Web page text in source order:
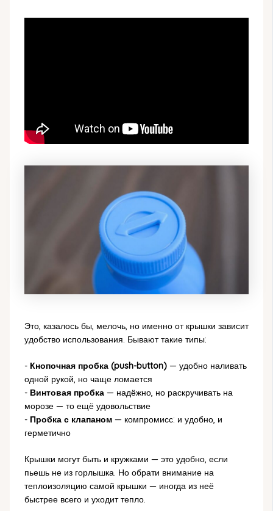
Это, казалось бы, мелочь, но именно от крышки зависит
удобство использования. Бывают такие типы:
- Кнопочная пробка (push-button)— удобно наливать
одной рукой, но чаще ломается
- Винтовая пробка— надёжно, но раскручивать на
морозе — то ещё удовольствие
- Пробка с клапаном— компромисс: и удобно, и
герметично
Крышки могут быть и кружками — это удобно, если
пьешь не из горлышка. Но обрати внимание на
теплоизоляцию самой крышки — иногда из неё
быстрее всего и уходит тепло.